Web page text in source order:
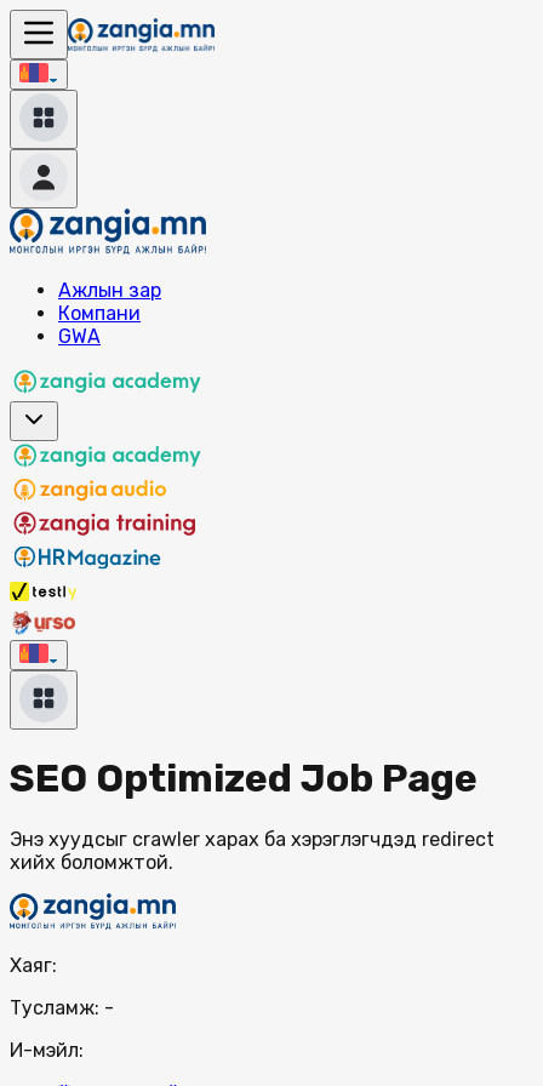
Ажлын зар
Компани
GWA
SEO Optimized Job Page
Энэ хуудсыг crawler харах ба хэрэглэгчдэд redirect
хийх боломжтой.
Хаяг:
Тусламж: -
И-мэйл: